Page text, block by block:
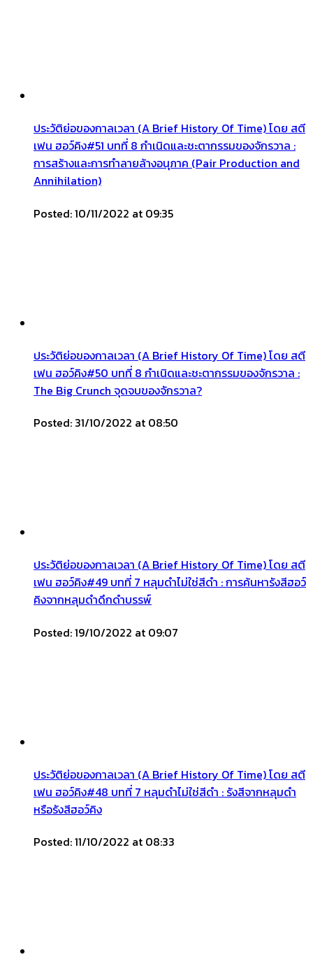
ประวัติย่อของกาลเวลา (A Brief History Of Time) โดย สตี
เฟน ฮอว์คิง#51 บทที่ 8 กำเนิดและชะตากรรมของจักรวาล :
การสร้างและการทำลายล้างอนุภาค (Pair Production and
Annihilation)
Posted: 10/11/2022 at 09:35
ประวัติย่อของกาลเวลา (A Brief History Of Time) โดย สตี
เฟน ฮอว์คิง#50 บทที่ 8 กำเนิดและชะตากรรมของจักรวาล :
The Big Crunch จุดจบของจักรวาล?
Posted: 31/10/2022 at 08:50
ประวัติย่อของกาลเวลา (A Brief History Of Time) โดย สตี
เฟน ฮอว์คิง#49 บทที่ 7 หลุมดำไม่ใช่สีดำ : การค้นหารังสีฮอว์
คิงจากหลุมดำดึกดำบรรพ์
Posted: 19/10/2022 at 09:07
ประวัติย่อของกาลเวลา (A Brief History Of Time) โดย สตี
เฟน ฮอว์คิง#48 บทที่ 7 หลุมดำไม่ใช่สีดำ : รังสีจากหลุมดำ
หรือรังสีฮอว์คิง
Posted: 11/10/2022 at 08:33